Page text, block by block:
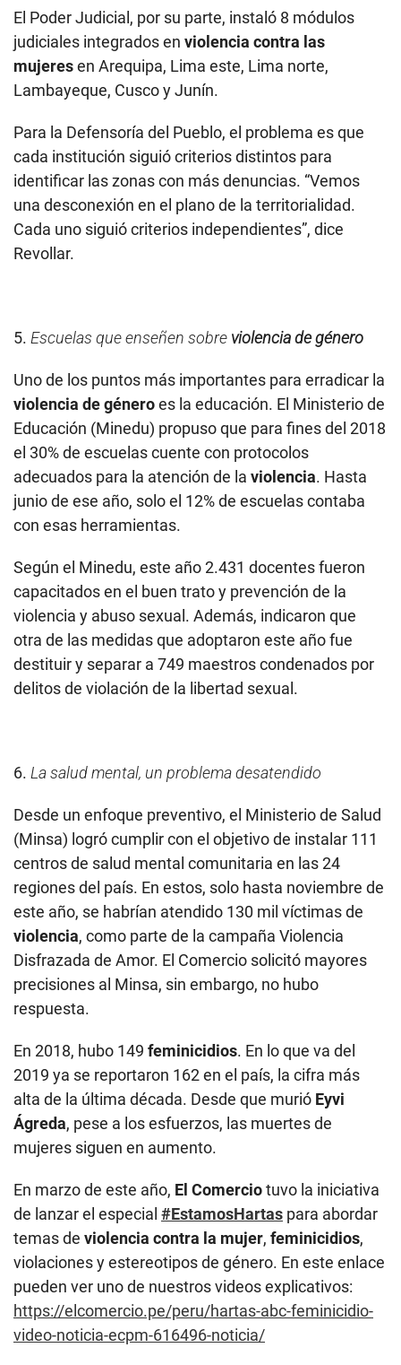
El Poder Judicial, por su parte, instaló 8 módulos
judiciales integrados en violencia contra las
mujeresen Arequipa, Lima este, Lima norte,
Lambayeque, Cusco y Junín.
Para la Defensoría del Pueblo, el problema es que
cada institución siguió criterios distintos para
identificar las zonas con más denuncias. “Vemos
una desconexión en el plano de la territorialidad.
Cada uno siguió criterios independientes”, dice
Revollar.
5. Escuelas que enseñen sobre violencia de género
Uno de los puntos más importantes para erradicar la
violencia de géneroes la educación. El Ministerio de
Educación (Minedu) propuso que para fines del 2018
el 30% de escuelas cuente con protocolos
adecuados para la atención de la violencia. Hasta
junio de ese año, solo el 12% de escuelas contaba
con esas herramientas.
Según el Minedu, este año 2.431 docentes fueron
capacitados en el buen trato y prevención de la
violencia y abuso sexual. Además, indicaron que
otra de las medidas que adoptaron este año fue
destituir y separar a 749 maestros condenados por
delitos de violación de la libertad sexual.
6. La salud mental, un problema desatendido
Desde un enfoque preventivo, el Ministerio de Salud
(Minsa) logró cumplir con el objetivo de instalar 111
centros de salud mental comunitaria en las 24
regiones del país. En estos, solo hasta noviembre de
este año, se habrían atendido 130 mil víctimas de
violencia, como parte de la campaña Violencia
Disfrazada de Amor. El Comercio solicitó mayores
precisiones al Minsa, sin embargo, no hubo
respuesta.
En 2018, hubo 149 feminicidios. En lo que va del
2019 ya se reportaron 162 en el país, la cifra más
alta de la última década. Desde que murió Eyvi
Ágreda, pese a los esfuerzos, las muertes de
mujeres siguen en aumento.
En marzo de este año, El Comerciotuvo la iniciativa
de lanzar el especial #EstamosHartas para abordar
temas de violencia contra la mujer, feminicidios,
violaciones y estereotipos de género. En este enlace
pueden ver uno de nuestros videos explicativos:
https://elcomercio.pe/peru/hartas-abc-feminicidio-
video-noticia-ecpm-616496-noticia/